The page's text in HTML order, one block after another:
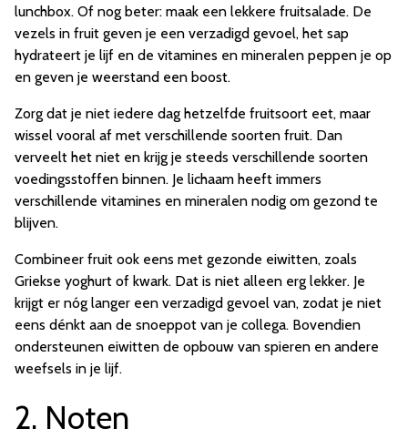
lunchbox. Of nog beter: maak een lekkere fruitsalade. De
vezels in fruit geven je een verzadigd gevoel, het sap
hydrateert je lijf en de vitamines en mineralen peppen je op
en geven je weerstand een boost.
Zorg dat je niet iedere dag hetzelfde fruitsoort eet, maar
wissel vooral af met verschillende soorten fruit. Dan
verveelt het niet en krijg je steeds verschillende soorten
voedingsstoffen binnen. Je lichaam heeft immers
verschillende vitamines en mineralen nodig om gezond te
blijven.
Combineer fruit ook eens met gezonde eiwitten, zoals
Griekse yoghurt of kwark. Dat is niet alleen erg lekker. Je
krijgt er nóg langer een verzadigd gevoel van, zodat je niet
eens dénkt aan de snoeppot van je collega. Bovendien
ondersteunen eiwitten de opbouw van spieren en andere
weefsels in je lijf.
2. Noten